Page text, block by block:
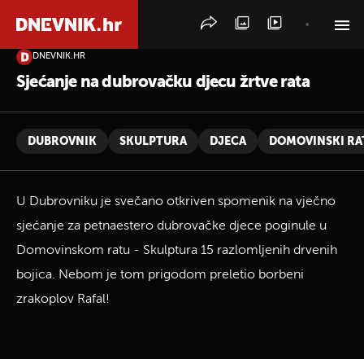
DNEVNIK.HR
Sjećanje na dubrovačku djecu žrtve rata
DUBROVNIK SKULPTURA DJECA DOMOVINSKI
U Dubrovniku je svečano otkriven spomenik na vječno
sjećanje za petnaestero dubrovačke djece poginule u
Domovinskom ratu - Skulptura 15 razlomljenih drvenih
bojica. Nebom je tom prigodom preletio borbeni
zrakoplov Rafal!
PRETRAŽITE VIJESTI